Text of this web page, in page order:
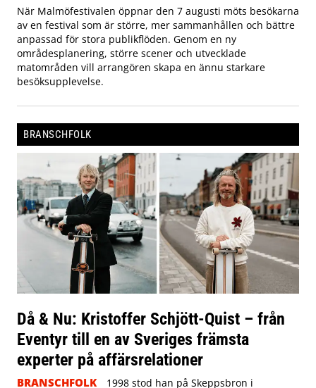
När Malmöfestivalen öppnar den 7 augusti möts besökarna
av en festival som är större, mer sammanhållen och bättre
anpassad för stora publikflöden. Genom en ny
områdesplanering, större scener och utvecklade
matområden vill arrangören skapa en ännu starkare
besöksupplevelse.
BRANSCHFOLK
Då & Nu: Kristoffer Schjött-Quist – från
Eventyr till en av Sveriges främsta
experter på affärsrelationer
BRANSCHFOLK 1998 stod han på Skeppsbron i